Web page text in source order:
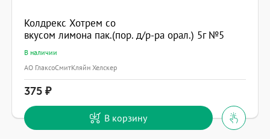
Колдрекс Хотрем со
вкусом лимона пак.(пор. д/р-ра орал.) 5г №5
В наличии
АО ГлаксоСмитКляйн Хелскер
375
В корзину